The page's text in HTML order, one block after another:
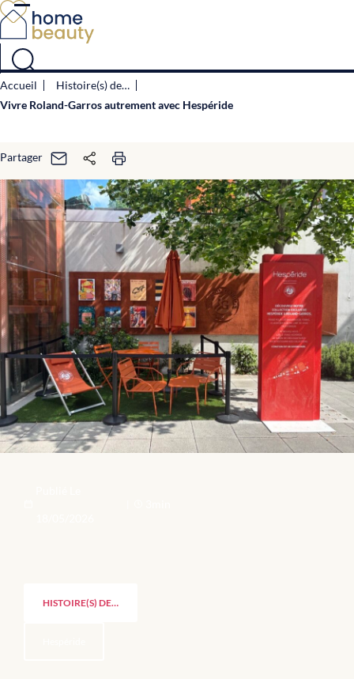
Panneau de gestion des cookies
Accueil
Histoire(s) de…
Vivre Roland-Garros autrement avec Hespéride
HISTOIRE(S) DE…
Partager